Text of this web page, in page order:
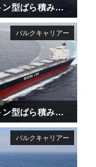
9万9千トン型ばら積み運搬船「NAGARA MARU (長良丸)」
8万2千トン型ばら積み運搬船「SAKIZAYA KALON」